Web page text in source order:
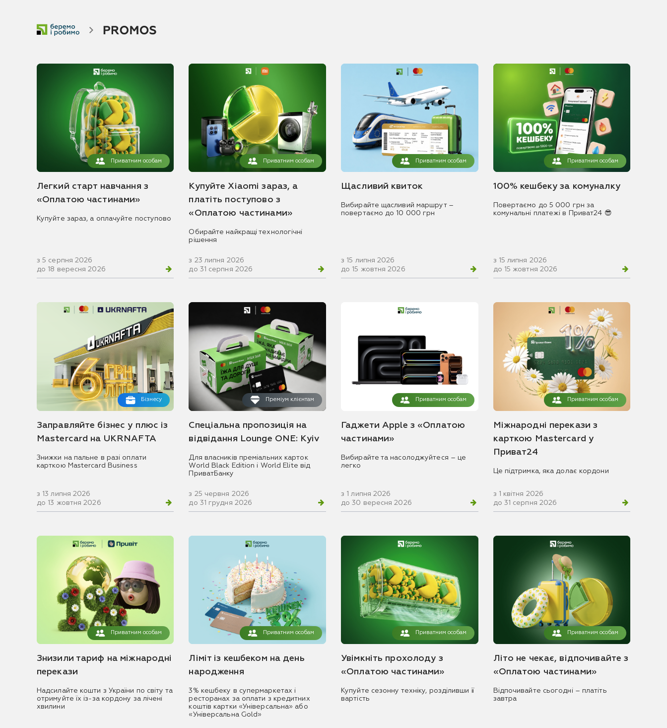
Приватним особам
Легкий старт навчання з
«Оплатою частинами»
Купуйте зараз, а оплачуйте поступово
з 5 серпня 2026
до 18 вересня 2026
Приватним особам
Купуйте Xiaomi зараз, а
платіть поступово з
«Оплатою частинами»
Обирайте найкращі технологічні
рішення
з 23 липня 2026
до 31 серпня 2026
Приватним особам
Щасливий квиток
Вибирайте щасливий маршрут –
повертаємо до 10 000 грн
з 15 липня 2026
до 15 жовтня 2026
Приватним особам
100% кешбеку за комуналку
Повертаємо до 5 000 грн за
комунальні платежі в Приват24 😎
з 15 липня 2026
до 15 жовтня 2026
Бізнесу
Заправляйте бізнес у плюс із
Mastercard на UKRNAFTA
Знижки на пальне в разі оплати
карткою Mastercard Business
з 13 липня 2026
до 13 жовтня 2026
Преміум клієнтам
Спеціальна пропозиція на
відвідання Lounge ONE: Kyiv
Для власників преміальних карток
World Black Edition і World Elite від
ПриватБанку
з 25 червня 2026
до 31 грудня 2026
Приватним особам
Гаджети Apple з «Оплатою
частинами»
Вибирайте та насолоджуйтеся – це
легко
з 1 липня 2026
до 30 вересня 2026
Приватним особам
Міжнародні перекази з
карткою Mastercard у
Приват24
Це підтримка, яка долає кордони
з 1 квітня 2026
до 31 серпня 2026
Приватним особам
Знизили тариф на міжнародні
перекази
Надсилайте кошти з України по світу та
отримуйте їх із-за кордону за лічені
хвилини
Приватним особам
Ліміт із кешбеком на день
народження
3% кешбеку в супермаркетах і
ресторанах за оплати з кредитних
коштів картки «Універсальна» або
«Універсальна Gold»
Приватним особам
Увімкніть прохолоду з
«Оплатою частинами»
Купуйте сезонну техніку, розділивши її
вартість
Приватним особам
Літо не чекає, відпочивайте з
«Оплатою частинами»
Відпочивайте сьогодні – платіть
завтра